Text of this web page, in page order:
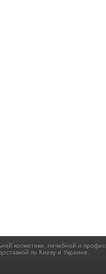
косметики, лечебной и
по Киеву и Украине.